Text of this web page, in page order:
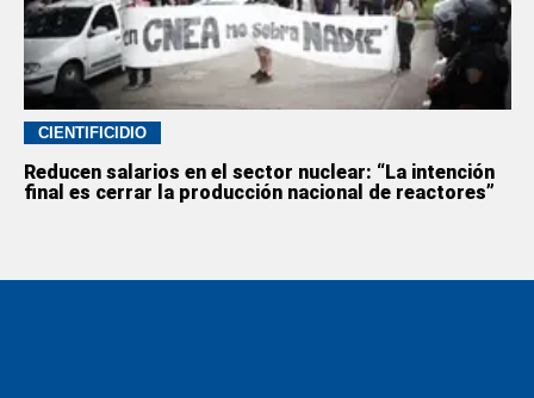
CIENTIFICIDIO
Reducen salarios en el sector nuclear: “La intención
final es cerrar la producción nacional de reactores”